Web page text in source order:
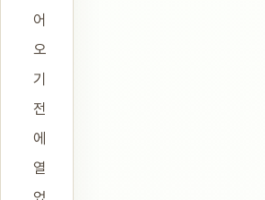
어
오
기
전
에
열